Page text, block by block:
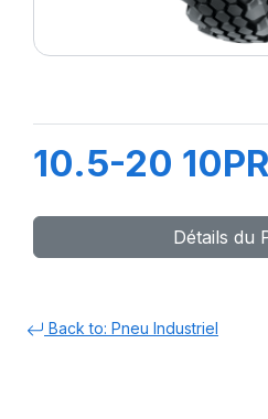
10.5-20
Détails du
Back to: Pneu Industriel